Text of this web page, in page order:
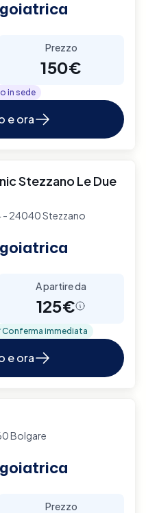
Prezzo
150€
in sede
e ora
Stezzano Le Due
- 24040 Stezzano
A partire da
125€
Conferma immediata
e ora
Bolgare
Prezzo